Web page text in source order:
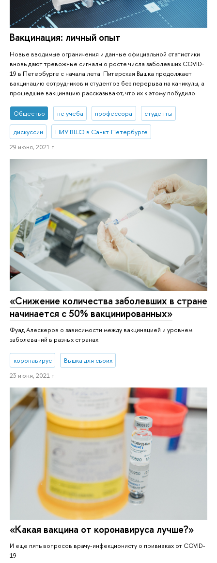
Вакцинация: личный опыт
Новые вводимые ограничения и данные официальной статистики
вновь дают тревожные сигналы о росте числа заболевших COVID-
19 в Петербурге с начала лета. Питерская Вышка продолжает
вакцинацию сотрудников и студентов без перерыва на каникулы, а
прошедшие вакцинацию рассказывают, что их к этому побудило.
Общество не учеба профессора студенты
дискуссии
НИУ ВШЭ в Санкт-Петербурге
29 июня, 2021 г.
«Снижение количества заболевших в стране
начинается с 50% вакцинированных»
Фуад Алескеров о зависимости между вакцинацией и уровнем
заболеваний в разных странах
коронавирус
Вышка для своих
23 июня, 2021 г.
«Какая вакцина от коронавируса лучше?»
И еще пять вопросов врачу-инфекционисту о прививках от COVID-
19